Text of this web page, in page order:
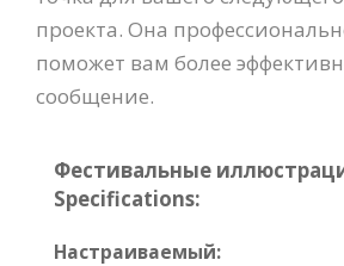
проекта. Она
поможет вам более
сообщение.
Фестивальные
Specifications:
Настраиваемый: